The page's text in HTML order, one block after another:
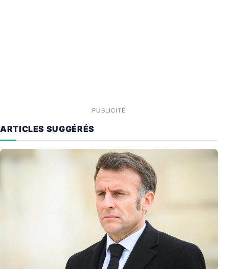
PUBLICITÉ
ARTICLES SUGGÉRÉS